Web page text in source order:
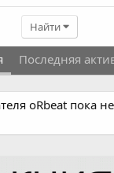
Найти
Последняя
oRbeat пока